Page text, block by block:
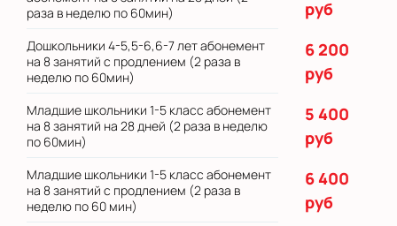
раза в неделю по 60мин)
руб
Дошкольники 4-5,5-6,6-7 лет абонемент
на 8 занятий с продлением (2 раза в
неделю по 60мин)
6 200
руб
Младшие школьники 1-5 класс абонемент
на 8 занятий на 28 дней (2 раза в неделю
по 60мин)
5 400
руб
Младшие школьники 1-5 класс абонемент
на 8 занятий с продлением (2 раза в
неделю по 60 мин)
6 400
руб